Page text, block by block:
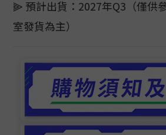
⫸ 預計出貨：2027年Q3（僅供
室發貨為主）